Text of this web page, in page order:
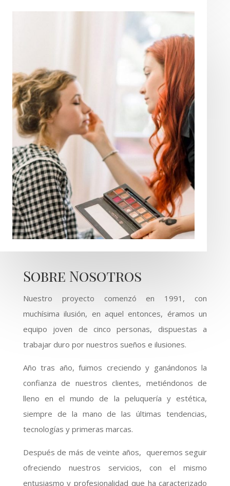
Sobre Nosotros
Nuestro proyecto comenzó en 1991, con
muchísima ilusión, en aquel entonces, éramos un
equipo joven de cinco personas, dispuestas a
trabajar duro por nuestros sueños e ilusiones.
Año tras año, fuimos creciendo y ganándonos la
confianza de nuestros clientes, metiéndonos de
lleno en el mundo de la peluquería y estética,
siempre de la mano de las últimas tendencias,
tecnologías y primeras marcas.
Después de más de veinte años, queremos seguir
ofreciendo nuestros servicios, con el mismo
entusiasmo y profesionalidad que ha caracterizado